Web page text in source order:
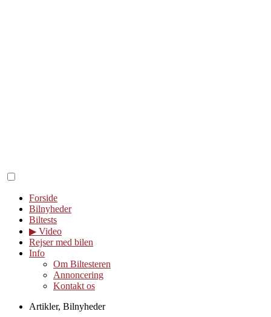
Forside
Bilnyheder
Biltests
▶︎ Video
Rejser med bilen
Info
Om Biltesteren
Annoncering
Kontakt os
Artikler, Bilnyheder